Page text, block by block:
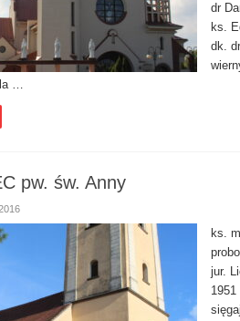
dr
ks.
dk.
…
pw. św. Anny
ks.
jur.